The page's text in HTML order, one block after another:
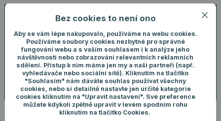
Menu
+420 731 292 460
Přihlášení
Hledat
ks
Bez cookies to není ono
Aby se vám lépe nakupovalo, používáme na webu cookies.
Používáme soubory cookies nezbytné pro správné
fungování webu a s vaším souhlasem i k analýze jeho
návštěvnosti nebo zobrazování relevantních reklamních
sdělení. Přístup k nim máme jen my a naši partneři (např.
vyhledávače nebo sociální sítě). Kliknutím na tlačítko
"Souhlasím" nám dáváte souhlas používat všechny
cookies, nebo si detailně nastavte jen určité kategorie
cookies kliknutím na "Upravit nastavení". Své preference
můžete kdykoli zpětně upravit v levém spodním rohu
kliknutím na tlačítko Cookies.